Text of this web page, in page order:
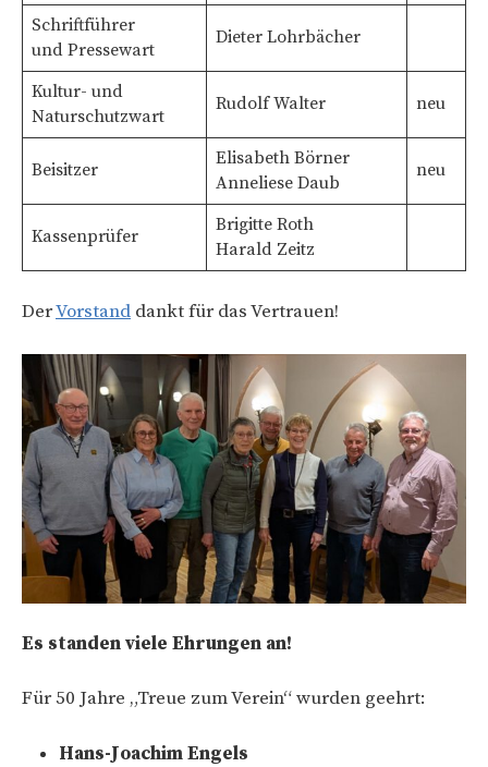
Schriftführer
und Pressewart
Dieter Lohrbächer
Kultur- und
Naturschutzwart
Rudolf Walter neu
Beisitzer
Elisabeth Börner
Anneliese Daub
neu
Kassenprüfer
Brigitte Roth
Harald Zeitz
DerVorstand dankt für das Vertrauen!
Es standen viele Ehrungen an!
Für 50 Jahre „Treue zum Verein“ wurden geehrt:
Hans-Joachim Engels